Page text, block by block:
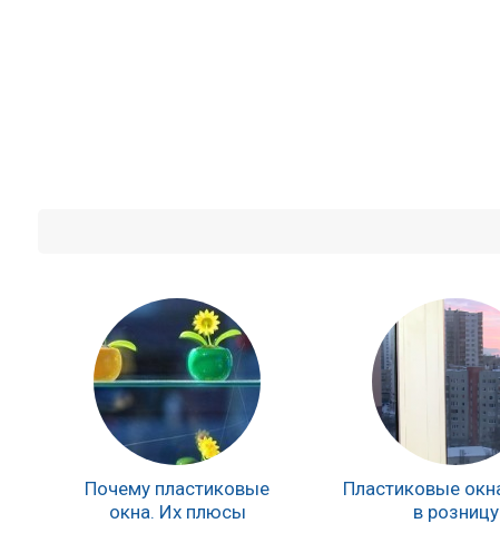
Почему пластиковые
окна. Их плюсы
Пластиковые
в розницу